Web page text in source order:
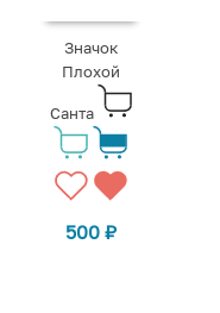
Значок
Плохой
Санта
500₽